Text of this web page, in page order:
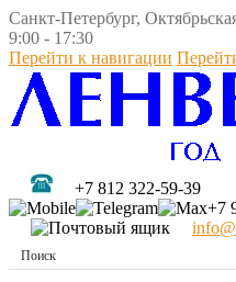
Санкт-Петербург,
9:00 - 17:30
Перейти к навигации
+7 812 322-59-39
+7